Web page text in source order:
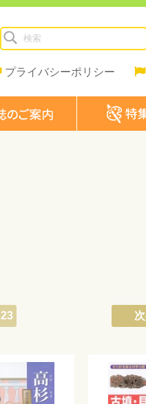
プライバシーポリシー
23